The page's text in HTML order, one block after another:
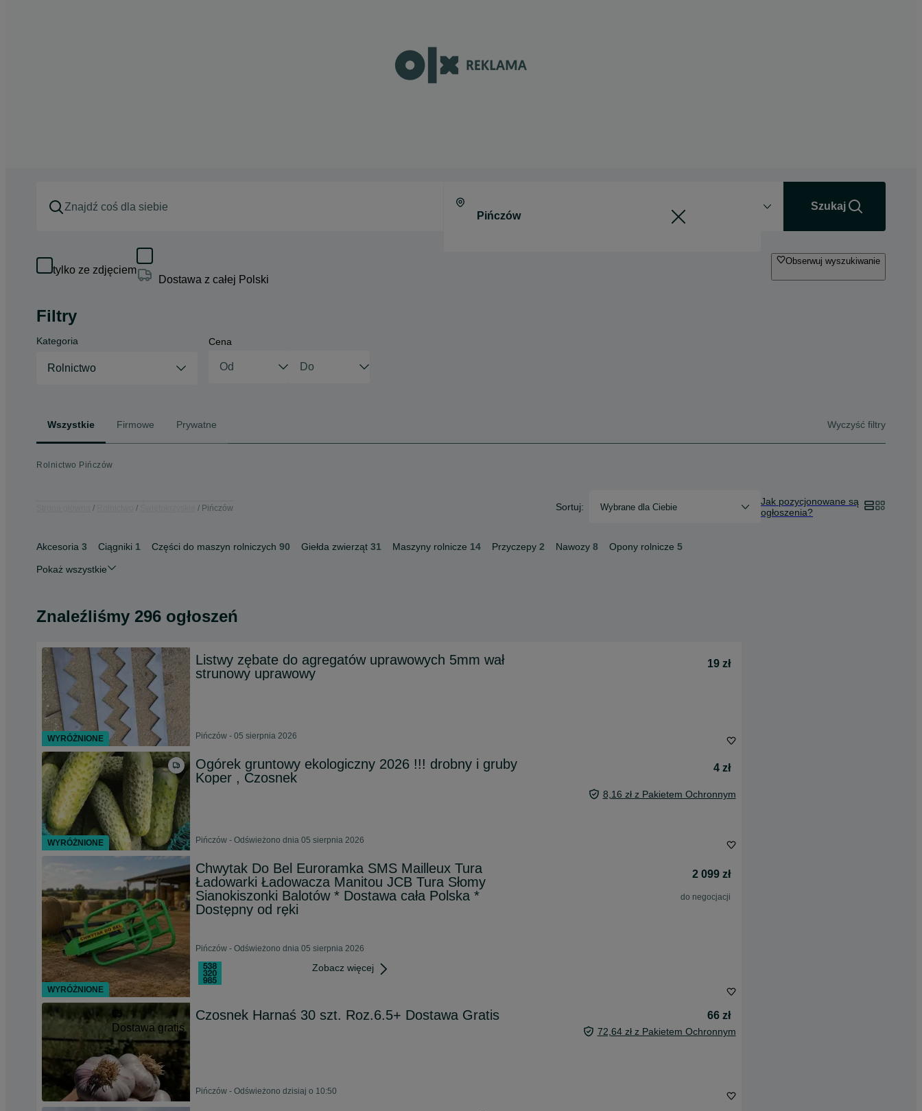
Szukaj
tylko ze zdjęciem
Dostawa z całej Polski
Obserwuj wyszukiwanie
Filtry
Kategoria
Rolnictwo
Cena
Wszystkie Firmowe Prywatne Wyczyść filtry
Rolnictwo Pińczów
Pińczów Sortuj: Wybrane dla Ciebie
Jak pozycjonowane są
ogłoszenia?
Akcesoria 3 Ciągniki 1 Części do maszyn rolniczych 90 Giełda zwierząt 31 Maszyny rolnicze 14 Przyczepy 2 Nawozy 8 Opony rolnicze 5
Pokaż wszystkie
Znaleźliśmy 296 ogłoszeń
Listwy zębate do agregatów uprawowych 5mm wał
strunowy uprawowy
19 zł
Pińczów - 05 sierpnia 2026
Ogórek gruntowy ekologiczny 2026 !!! drobny i gruby
Koper , Czosnek
4 zł
8,16 zł z Pakietem Ochronnym
Pińczów - Odświeżono dnia 05 sierpnia 2026
Chwytak Do Bel Euroramka SMS Mailleux Tura
Ładowarki Ładowacza Manitou JCB Tura Słomy
Sianokiszonki Balotów * Dostawa cała Polska *
Dostępny od ręki
2 099 zł
do negocjacji
Pińczów - Odświeżono dnia 05 sierpnia 2026
Zobacz więcej
Dostawa gratis
Czosnek Harnaś 30 szt. Roz.6.5+ Dostawa Gratis 66 zł
72,64 zł z Pakietem Ochronnym
Pińczów - Odświeżono dzisiaj o 10:50
WYRÓŻNIONE
WYRÓŻNIONE
WYRÓŻNIONE